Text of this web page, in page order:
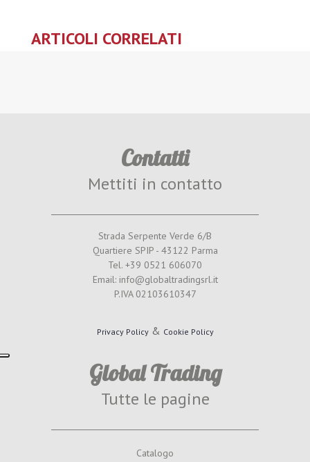
ARTICOLI CORRELATI
Contatti
Mettiti in contatto
Strada Serpente Verde 6/B
Quartiere SPIP - 43122 Parma
Tel. +39 0521 606070
Email: info@globaltradingsrl.it
P.IVA 02103610347
Privacy Policy& Cookie Policy
Global Trading
Tutte le pagine
Catalogo